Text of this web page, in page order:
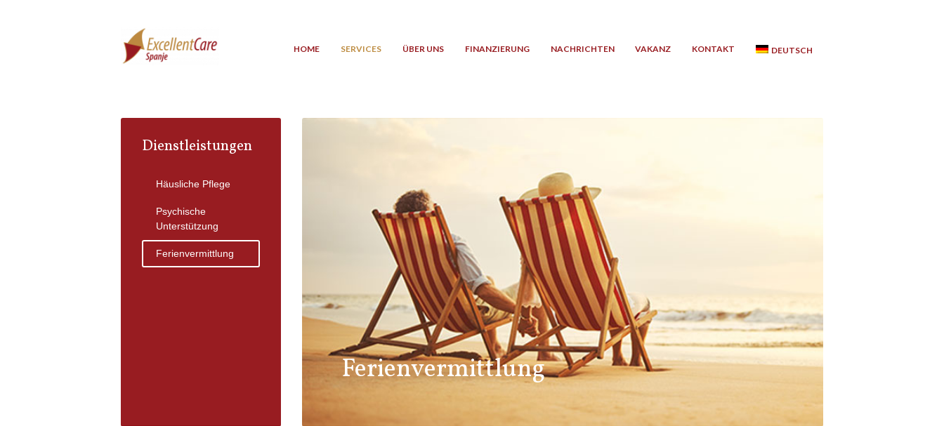
HOME SERVICES ÜBER UNS FINANZIERUNG NACHRICHTEN VAKANZ KONTAKT DEUTSCH
Dienstleistungen
Häusliche Pflege
Psychische
Unterstützung
Ferienvermittlung
Ferienvermittlung